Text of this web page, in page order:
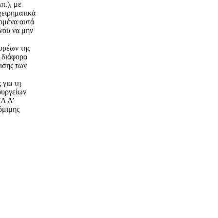
με
αυτά
να μην
της
διάφορα
των
τη
Α’